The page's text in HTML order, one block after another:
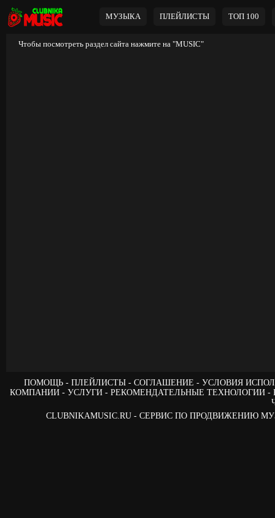
МУЗЫКА ПЛЕЙЛИСТЫ ТОП 100
Чтобы посмотреть раздел сайта нажмите на "MUSIC"
ПОМОЩЬ ПЛЕЙЛИСТЫ СОГЛАШЕНИЕ
УСЛОВИЯ
КОМПАНИИ
УСЛУГИ РЕКОМЕНДАТЕЛЬНЫЕ ТЕХНОЛОГИИ
CLUBNIKAMUSIC.RU - СЕРВИС ПО ПРОДВИЖЕНИЮ